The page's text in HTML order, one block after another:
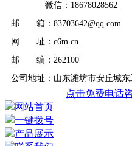
微信：18678028562
邮 箱：83703642@qq.com
网 址：c6m.cn
邮 编：262100
公司地址：山东潍坊市安丘城东
点击免费电话
网站首页
一键拨号
产品展示